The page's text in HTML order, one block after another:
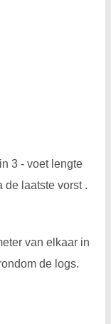
3 - voet lengte
de laatste vorst .
van elkaar in
de logs.